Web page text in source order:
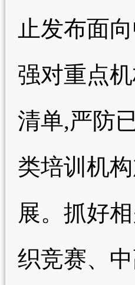
止发布面
强对重点
清单,严防
类培训机
展。抓好
织竞赛、